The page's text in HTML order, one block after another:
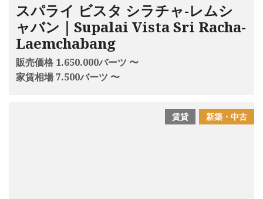
スパライ ビスタ シラチャ-レムシ
ャバン｜Supalai Vista Sri Racha-
Laemchabang
販売価格 1.650.000バーツ 〜
家賃相場 7.500バーツ 〜
新築・中古
賃貸